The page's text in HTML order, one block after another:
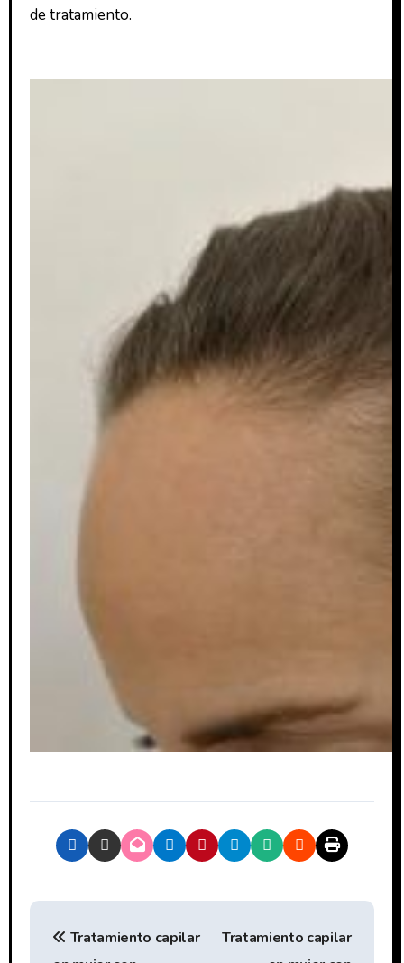
de tratamiento.
N
Tratamiento capilar
Tratamiento capilar